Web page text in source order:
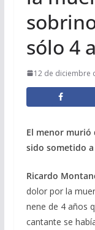
sólo 4
12 de diciembre
El menor murió
sido sometido
Ricardo
dolor por la
nene de 4 años
cantante se